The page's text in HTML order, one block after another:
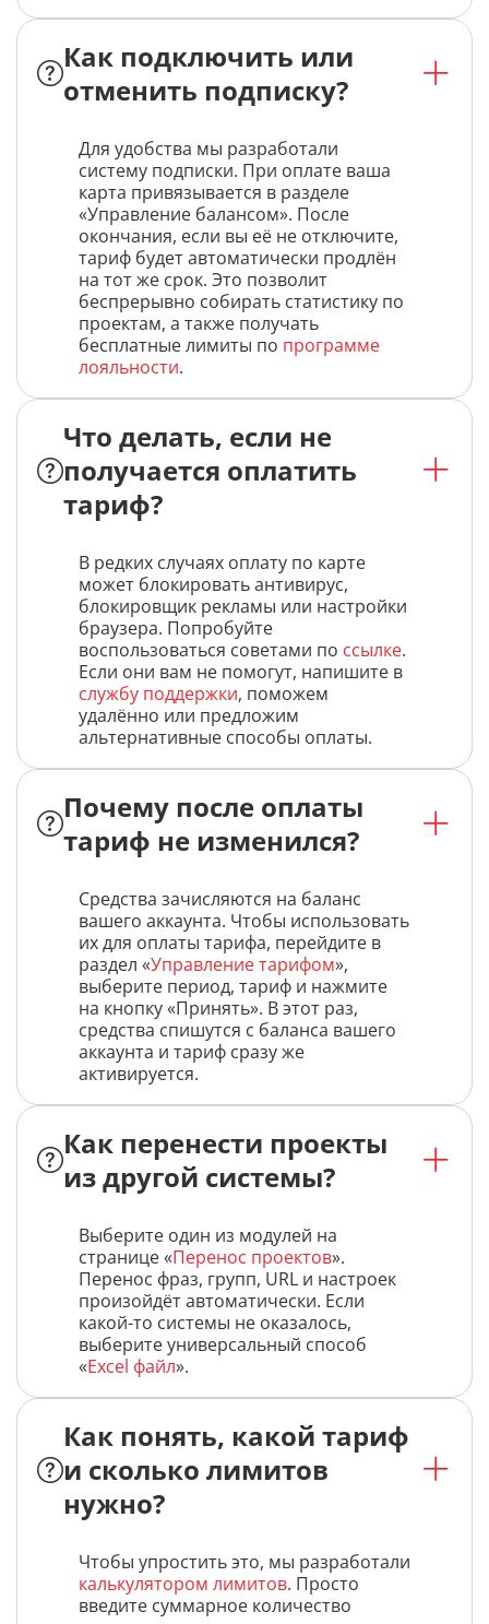
Как подключить или
отменить подписку?
Для удобства мы разработали
систему подписки. При оплате ваша
карта привязывается в разделе
«Управление балансом». После
окончания, если вы её не отключите,
тариф будет автоматически продлён
на тот же срок. Это позволит
беспрерывно собирать статистику по
проектам, а также получать
бесплатные лимиты по программе
лояльности.
Что делать, если не
получается оплатить
тариф?
В редких случаях оплату по карте
может блокировать антивирус,
блокировщик рекламы или настройки
браузера. Попробуйте
воспользоваться советами по ссылке.
Если они вам не помогут, напишите в
службу поддержки, поможем
удалённо или предложим
альтернативные способы оплаты.
Почему после оплаты
тариф не изменился?
Средства зачисляются на баланс
вашего аккаунта. Чтобы использовать
их для оплаты тарифа, перейдите в
раздел «Управление тарифом»,
выберите период, тариф и нажмите
на кнопку «Принять». В этот раз,
средства спишутся с баланса вашего
аккаунта и тариф сразу же
активируется.
Как перенести проекты
из другой системы?
Выберите один из модулей на
странице «Перенос проектов».
Перенос фраз, групп, URL и настроек
произойдёт автоматически. Если
какой-то системы не оказалось,
выберите универсальный способ
«Excel файл».
Как понять, какой тариф
и сколько лимитов
нужно?
Чтобы упростить это, мы разработали
калькулятором лимитов. Просто
введите суммарное количество